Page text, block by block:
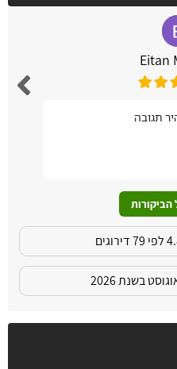
Eitan
תגובה
הביקורות
בשנת 2026